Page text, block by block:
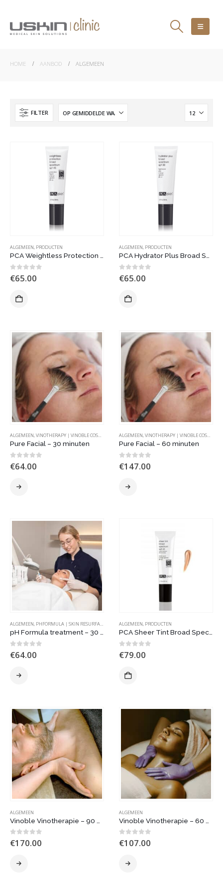
HOME AANBOD ALGEMEEN
FILTER
ALGEMEEN, PRODUCTEN
0out of 5
€65.00
ALGEMEEN, PRODUCTEN
0out of 5
€65.00
ALGEMEEN,VINOTHERAPY | VINOBLE COSMETICS
Pure Facial – 30 minuten
0out of 5
€64.00
ALGEMEEN,VINOTHERAPY | VINOBLE COSMETICS
Pure Facial – 60 minuten
0out of 5
€147.00
ALGEMEEN, PHFORMULA | SKIN RESURFACING
0out of 5
€64.00
ALGEMEEN, PRODUCTEN
0out of 5
€79.00
ALGEMEEN
0out of 5
€170.00
ALGEMEEN
0out of 5
€107.00